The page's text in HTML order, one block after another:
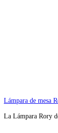
Lámpara de mesa
La Lámpara Rory